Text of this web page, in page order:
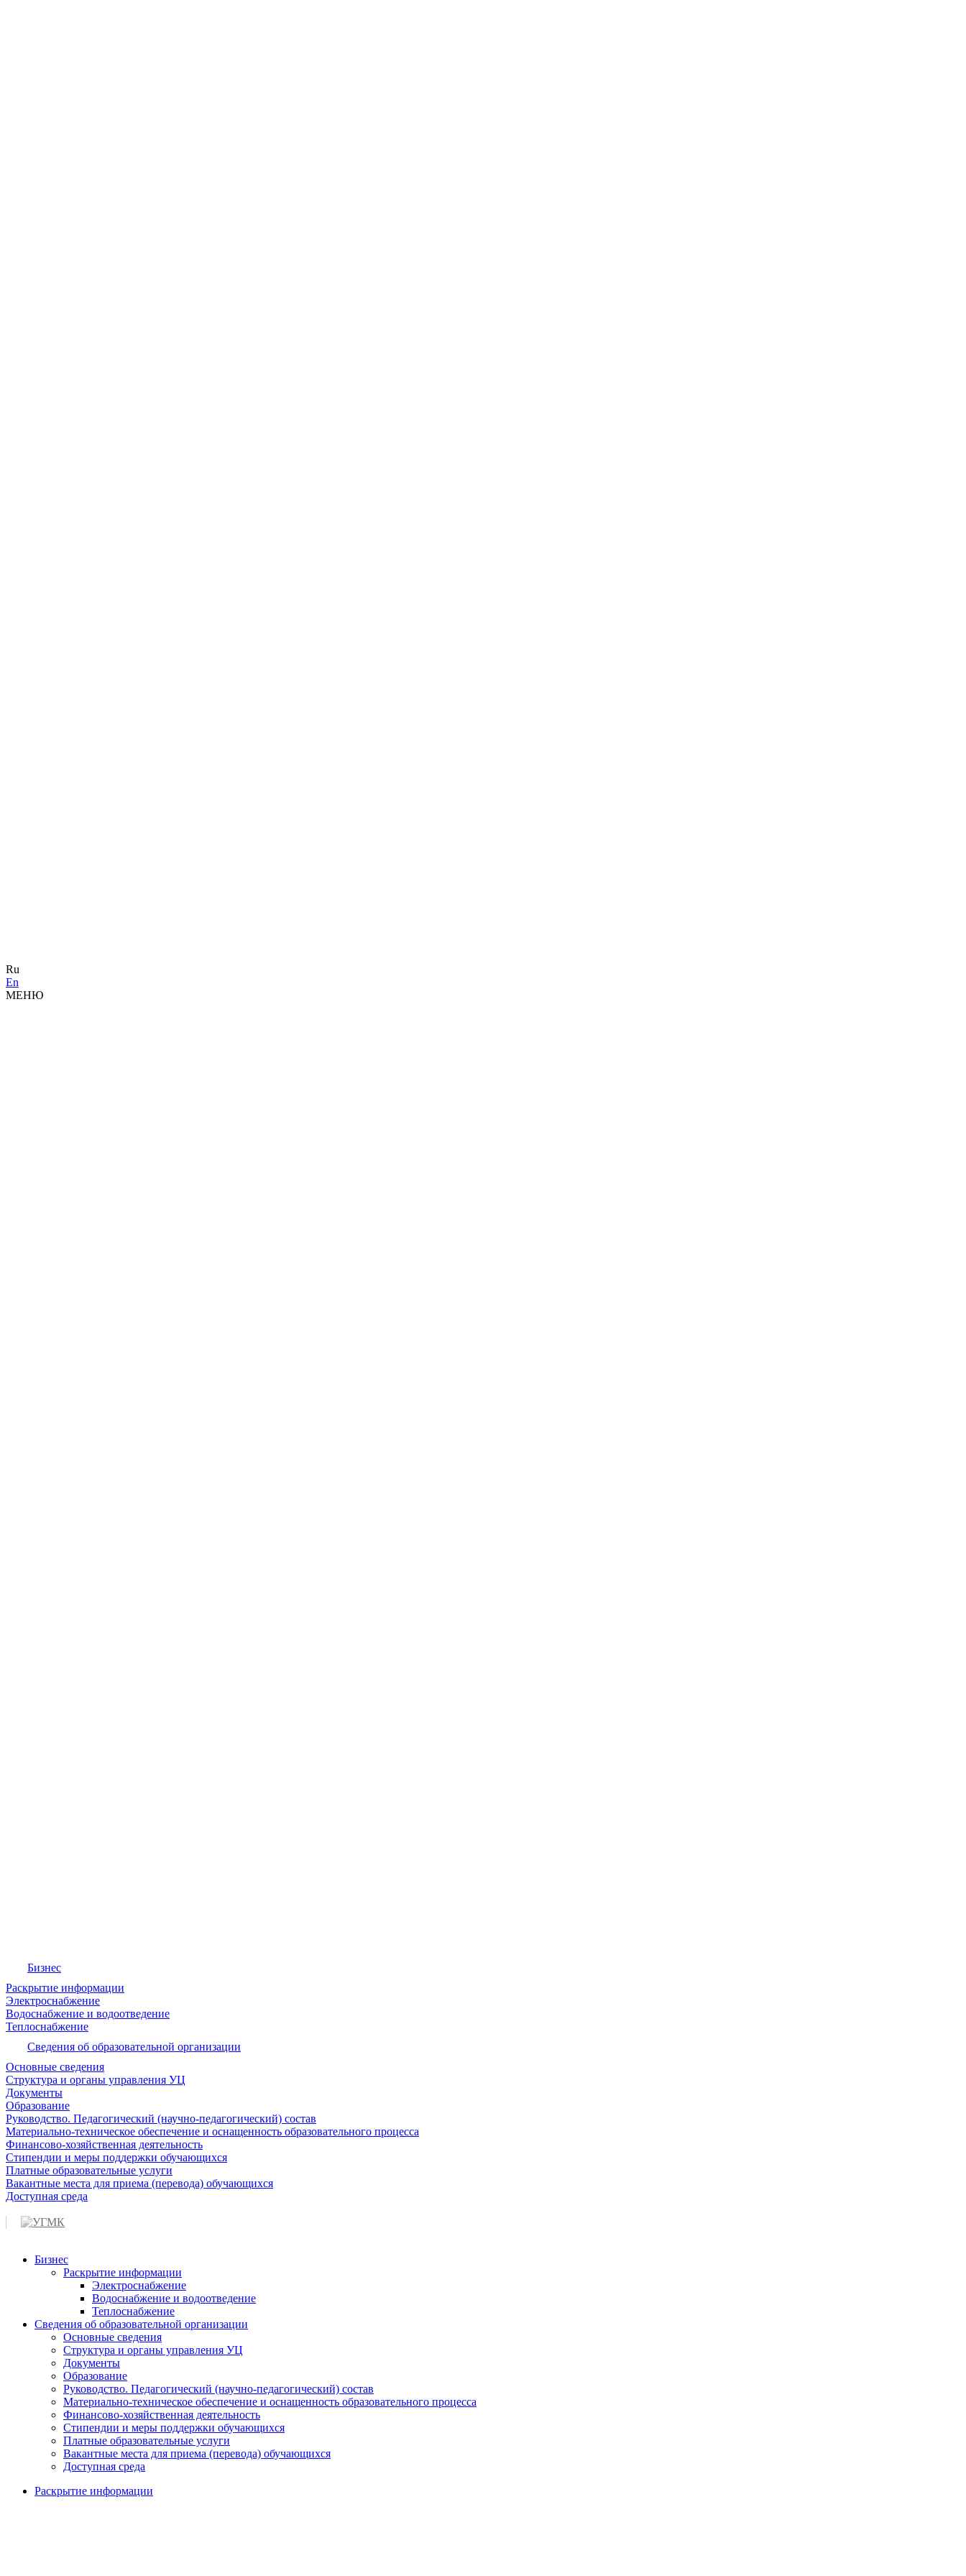
Ru
En
МЕНЮ
Бизнес
Раскрытие информации
Электроснабжение
Водоснабжение и водоотведение
Теплоснабжение
Сведения об образовательной организации
Основные сведения
Структура и органы управления УЦ
Документы
Образование
Руководство. Педагогический (научно-педагогический) состав
Материально-техническое обеспечение и оснащенность образовательного процесса
Финансово-хозяйственная деятельность
Стипендии и меры поддержки обучающихся
Платные образовательные услуги
Вакантные места для приема (перевода) обучающихся
Доступная среда
Бизнес
Раскрытие информации
Электроснабжение
Водоснабжение и водоотведение
Теплоснабжение
Сведения об образовательной организации
Основные сведения
Структура и органы управления УЦ
Документы
Образование
Руководство. Педагогический (научно-педагогический) состав
Материально-техническое обеспечение и оснащенность образовательного процесса
Финансово-хозяйственная деятельность
Стипендии и меры поддержки обучающихся
Платные образовательные услуги
Вакантные места для приема (перевода) обучающихся
Доступная среда
Раскрытие информации